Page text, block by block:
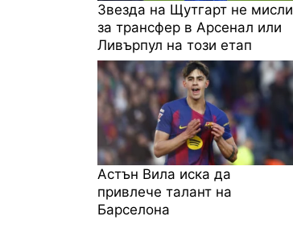
Звезда на Щутгарт не мисли
за трансфер в Арсенал или
Ливърпул на този етап
Астън Вила иска да
привлече талант на
Барселона